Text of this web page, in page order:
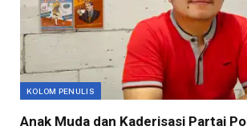
KOLOM PENULIS
Anak Muda dan Kaderisasi Partai